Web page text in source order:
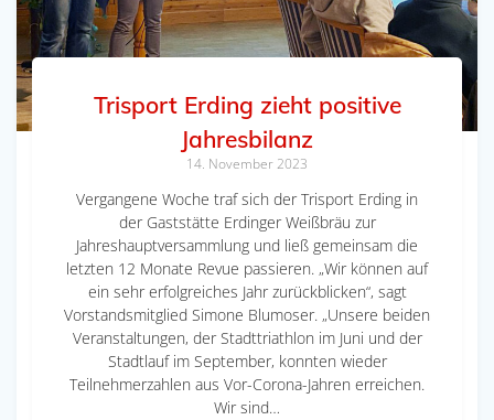
Trisport Erding zieht positive
Jahresbilanz
14. November 2023
Vergangene Woche traf sich der Trisport Erding in
der Gaststätte Erdinger Weißbräu zur
Jahreshauptversammlung und ließ gemeinsam die
letzten 12 Monate Revue passieren. „Wir können auf
ein sehr erfolgreiches Jahr zurückblicken“, sagt
Vorstandsmitglied Simone Blumoser. „Unsere beiden
Veranstaltungen, der Stadttriathlon im Juni und der
Stadtlauf im September, konnten wieder
Teilnehmerzahlen aus Vor-Corona-Jahren erreichen.
Wir sind…